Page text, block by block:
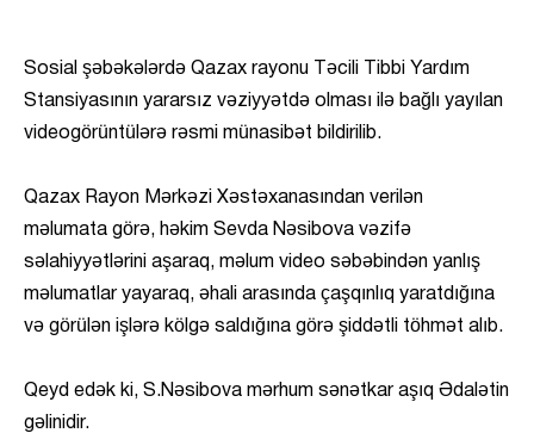
Sosial şəbəkələrdə Qazax rayonu Təcili Tibbi Yardım
Stansiyasının yararsız vəziyyətdə olması ilə bağlı yayılan
videogörüntülərə rəsmi münasibət bildirilib.
Qazax Rayon Mərkəzi Xəstəxanasından verilən
məlumata görə, həkim Sevda Nəsibova vəzifə
səlahiyyətlərini aşaraq, məlum video səbəbindən yanlış
məlumatlar yayaraq, əhali arasında çaşqınlıq yaratdığına
və görülən işlərə kölgə saldığına görə şiddətli töhmət alıb.
Qeyd edək ki, S.Nəsibova mərhum sənətkar aşıq Ədalətin
gəlinidir.